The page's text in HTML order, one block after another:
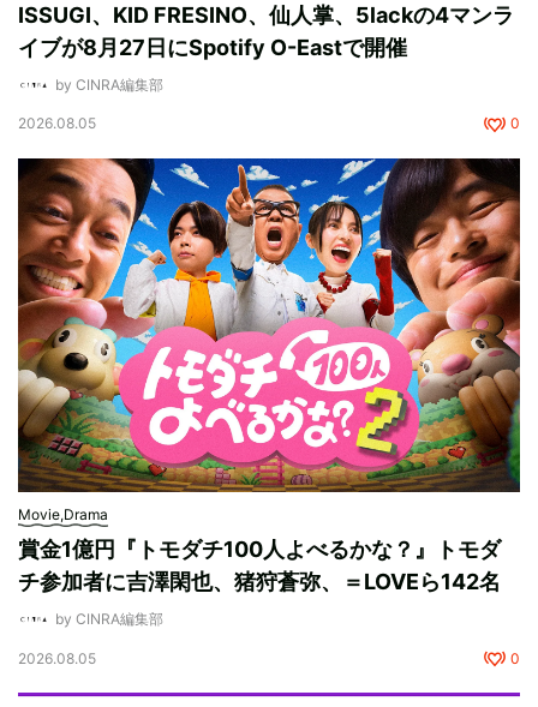
ISSUGI、KID FRESINO、仙人掌、5lackの4マンラ
イブが8月27日にSpotify O-Eastで開催
by CINRA編集部
2026.08.05 0
Movie,Drama
賞金1億円『トモダチ100人よべるかな？』トモダ
チ参加者に吉澤閑也、猪狩蒼弥、＝LOVEら142名
by CINRA編集部
2026.08.05 0